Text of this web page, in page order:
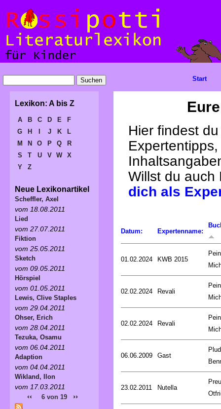
Hier findest
Willst du
dich als
Datum: Expertenname:
01.02.2024 KWB 2015
02.02.2024 Revali
02.02.2024 Revali
06.06.2009 Gast
23.02.2011 Nutella
Start
Lexikon: A bis Z
A B C D E
F
G
H J K
L
M
N O P Q
R
S
T U V W
X
Y
Z
Neue Lexikonartikel
Scheffler, Axel
vom 18.08.2011
Lied
vom 27.07.2011
Fiktion
vom 25.05.2011
Sketch
vom 09.05.2011
Hörspiel
vom 01.05.2011
Lewis, Clive Staples
vom 29.04.2011
Ohser, Erich
vom 28.04.2011
Tezuka, Osamu
vom 06.04.2011
Adaption
vom 04.04.2011
Wikland, Ilon
vom 17.03.2011
‹‹ 6 von 19 ››